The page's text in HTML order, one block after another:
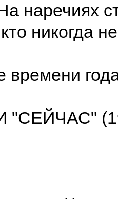
наречиях
никогда
времени
"СЕЙЧАС"